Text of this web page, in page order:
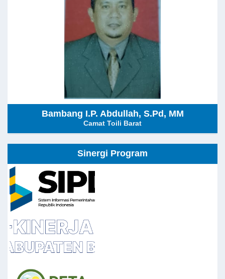
Bambang I.P. Abdullah, S.Pd, MM
Camat Toili Barat
Sinergi Program